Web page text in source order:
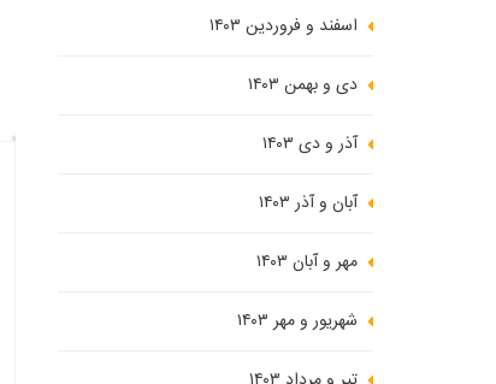
اسفند و فروردین ۱۴۰۳
دی و بهمن ۱۴۰۳
آذر و دی ۱۴۰۳
آبان و آذر ۱۴۰۳
مهر و آبان ۱۴۰۳
شهریور و مهر ۱۴۰۳